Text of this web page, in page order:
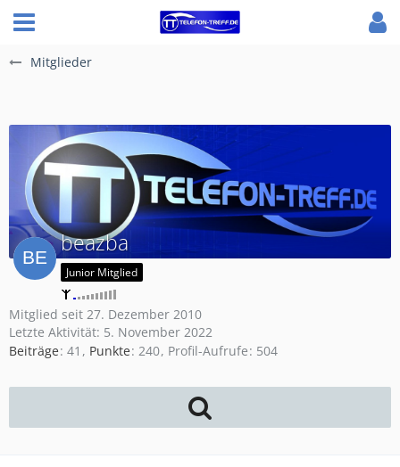
Mitglieder
beazba
Junior Mitglied
Mitglied seit 27. Dezember 2010
Letzte Aktivität: 5. November 2022
Beiträge 41 Punkte 240 Profil-Aufrufe 504